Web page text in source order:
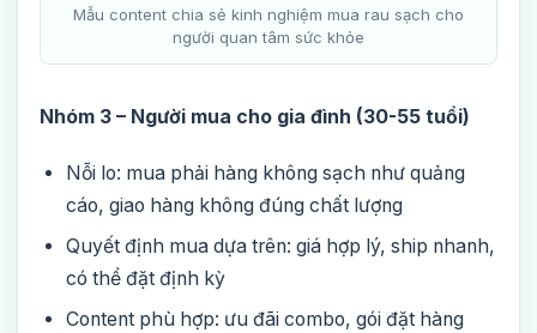
Mẫu content chia sẻ kinh nghiệm mua rau sạch cho
người quan tâm sức khỏe
Nhóm 3 – Người mua cho gia đình (30-55 tuổi)
Nỗi lo: mua phải hàng không sạch như quảng
cáo, giao hàng không đúng chất lượng
Quyết định mua dựa trên: giá hợp lý, ship nhanh,
có thể đặt định kỳ
Content phù hợp: ưu đãi combo, gói đặt hàng